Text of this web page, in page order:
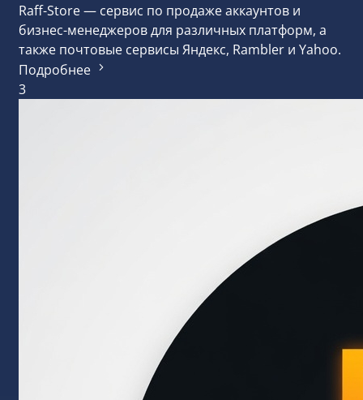
Raff-Store — сервис по продаже аккаунтов и
бизнес-менеджеров для различных платформ, а
также почтовые сервисы Яндекс, Rambler и Yahoo.
Подробнее
3